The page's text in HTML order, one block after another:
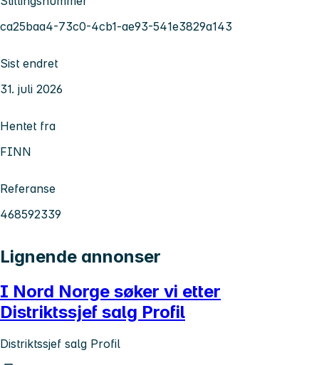
ca25baa4-73c0-4cb1-ae93-541e3829a143
Sist endret
31. juli 2026
Hentet fra
FINN
Referanse
468592339
Lignende annonser
I Nord Norge søker vi etter
Distriktssjef salg Profil
Distriktssjef salg Profil